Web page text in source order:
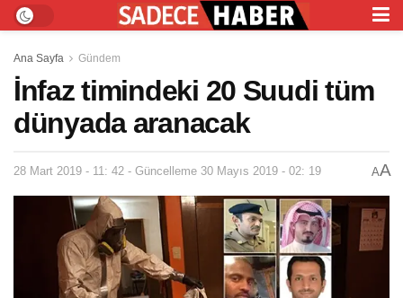
Ana Sayfa Gündem
İnfaz timindeki 20 Suudi tüm
dünyada aranacak
28 Mart 2019 - 11: 42 - Güncelleme 30 Mayıs 2019 - 02: 19 AA